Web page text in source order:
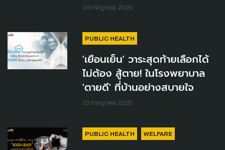
24 กรกฎาคม 2026
PUBLIC HEALTH
'เยือนเย็น' วาระสุดท้ายเลือกได้
ไม่ต้อง สู้ตาย! ในโรงพยาบาล
'ตายดี' ที่บ้านอย่างสบายใจ
23 กรกฎาคม 2026
PUBLIC HEALTH WELFARE